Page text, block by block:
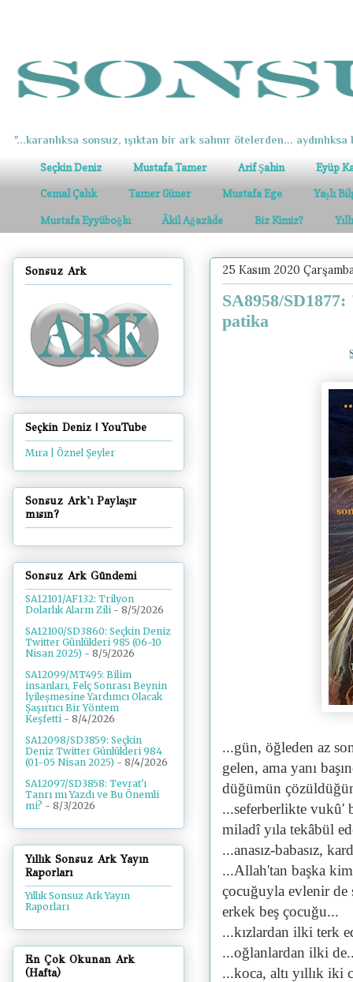
"...karanlıksa sonsuz, ışıktan bir ark salınır ötelerden... aydınlıksa
Seçkin Deniz Mustafa Tamer Arif Şahin Eyüp
Cemal Çalık Tamer Güner Mustafa Ege Yaşlı
Mustafa Eyyüboğlu Âkil Ağazâde Biz Kimiz?
25 Kasım 2020
SA8958/
patika
...gün, öğleden az
gelen, ama yanı
düğümün
...seferberlikte vukû'
miladî yıla tekâbül
...anasız-babasız,
...Allah'tan başka
çocuğuyla evlenir de
erkek beş çocuğu...
...kızlardan ilki terk
...oğlanlardan ilki
...koca, altı yıllık
Sonsuz Ark
Seçkin Deniz | YouTube
Mıra | Öznel Şeyler
Sonsuz Ark'ı Paylaşır
mısın?
Sonsuz Ark Gündemi
SA12101/AF132: Trilyon
Dolarlık Alarm Zili - 8/5/2026
SA12100/SD3860: Seçkin Deniz
Twitter Günlükleri 985 (06-10
Nisan 2025) - 8/5/2026
SA12099/MT495: Bilim
insanları, Felç Sonrası Beynin
İyileşmesine Yardımcı Olacak
Şaşırtıcı Bir Yöntem
Keşfetti - 8/4/2026
SA12098/SD3859: Seçkin
Deniz Twitter Günlükleri 984
(01-05 Nisan 2025) - 8/4/2026
SA12097/SD3858: Tevrat'ı
Tanrı mı Yazdı ve Bu Önemli
mi? - 8/3/2026
Yıllık Sonsuz Ark Yayın
Raporları
Yıllık Sonsuz Ark Yayın
Raporları
En Çok Okunan Ark
(Hafta)